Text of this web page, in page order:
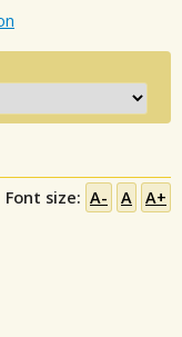
Font size: A- A A+